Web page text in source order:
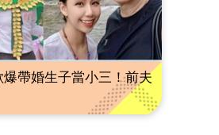
帶婚生子當小三！前夫